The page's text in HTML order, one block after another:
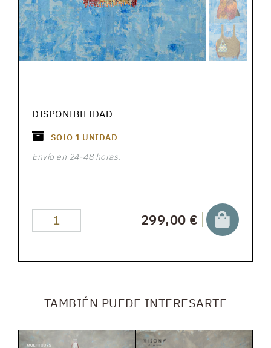
DISPONIBILIDAD
SOLO 1 UNIDAD
Envío en 24-48 horas.
299,00 €
TAMBIÉN PUEDE INTERESARTE